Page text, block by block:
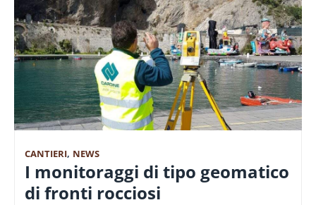
CANTIERI, NEWS
I monitoraggi di tipo geomatico
di fronti rocciosi